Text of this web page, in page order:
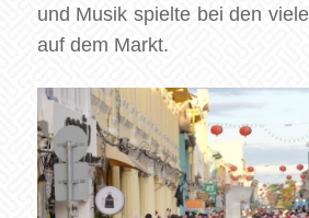
und Musik spielte bei den
auf dem Markt.